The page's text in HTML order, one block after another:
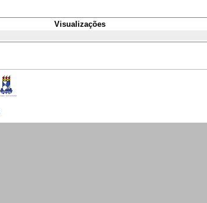
Visualizações